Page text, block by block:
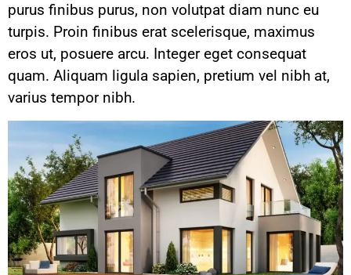
purus finibus purus, non volutpat diam nunc eu
turpis. Proin finibus erat scelerisque, maximus
eros ut, posuere arcu. Integer eget consequat
quam. Aliquam ligula sapien, pretium vel nibh at,
varius tempor nibh.